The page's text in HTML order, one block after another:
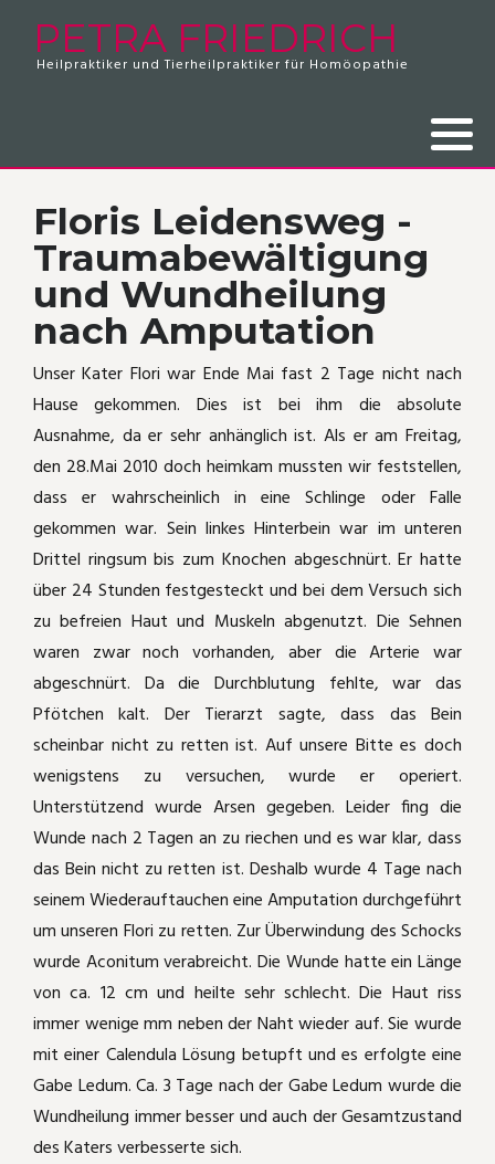
PETRA FRIEDRICH
Heilpraktiker und Tierheilpraktiker für Homöopathie
Floris Leidensweg -
Traumabewältigung
und Wundheilung
nach Amputation
Unser Kater Flori war Ende Mai fast 2 Tage nicht nach
Hause gekommen. Dies ist bei ihm die absolute
Ausnahme, da er sehr anhänglich ist. Als er am Freitag,
den 28.Mai 2010 doch heimkam mussten wir feststellen,
dass er wahrscheinlich in eine Schlinge oder Falle
gekommen war. Sein linkes Hinterbein war im unteren
Drittel ringsum bis zum Knochen abgeschnürt. Er hatte
über 24 Stunden festgesteckt und bei dem Versuch sich
zu befreien Haut und Muskeln abgenutzt. Die Sehnen
waren zwar noch vorhanden, aber die Arterie war
abgeschnürt. Da die Durchblutung fehlte, war das
Pfötchen kalt. Der Tierarzt sagte, dass das Bein
scheinbar nicht zu retten ist. Auf unsere Bitte es doch
wenigstens zu versuchen, wurde er operiert.
Unterstützend wurde Arsen gegeben. Leider fing die
Wunde nach 2 Tagen an zu riechen und es war klar, dass
das Bein nicht zu retten ist. Deshalb wurde 4 Tage nach
seinem Wiederauftauchen eine Amputation durchgeführt
um unseren Flori zu retten. Zur Überwindung des Schocks
wurde Aconitum verabreicht. Die Wunde hatte ein Länge
von ca. 12 cm und heilte sehr schlecht. Die Haut riss
immer wenige mm neben der Naht wieder auf. Sie wurde
mit einer Calendula Lösung betupft und es erfolgte eine
Gabe Ledum. Ca. 3 Tage nach der Gabe Ledum wurde die
Wundheilung immer besser und auch der Gesamtzustand
des Katers verbesserte sich.
Revierärger bei Katzen
Pferd mit Ekzem
Vom Hotspot zur Lungenentzündung
Kippfensterkatze
Dem Fuchs entkommen!
Katze mit Radialislähmung
Katerkämpfe
August der Starke
Laufente läuft nicht mehr
Amputation
Headshaker - Pferdchen
Mauzi frißt nicht mehr
Schäferhundkeratitis und mehr
Spike frißt nur vom Löffel
Phosphor
Bauchschmerzen unklarer Herkunft
Husten und Sinusitis
Blasenentzündung
Akutbehandlung Infekt
Schlüsselbeinbruch
Medorrhinum-Fall
Kummer durch Kippfensterkatze
Phytolacca
Wie Aranea ixobola die Haare bei einem
kleinen Mädchen wieder wachsen läßt
Rosacea - homöopathisch deutlich
gebessert
Die Waldklapperschlange half bei PMS
Hypophyseninsuffizienz
Akut Schwindel und Kopfschmerzen
heftige Bauchschmerzen nach Ärger
Hüftgelenksbeschwerden ausgerechnet